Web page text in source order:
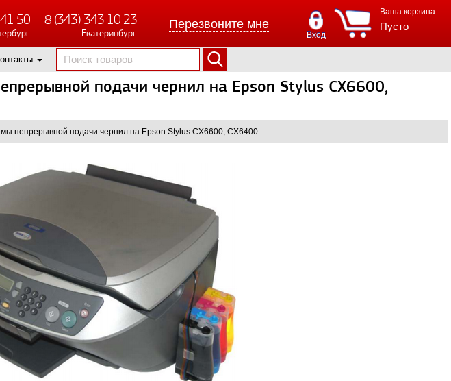
50 8 (343) 343 10 23
Екатеринбург
Перезвоните мне
Ваша корзина:
Пусто
Вход
подачи чернил на Epson Stylus CX6600,
непрерывной подачи чернил на Epson Stylus CX6600, CX6400